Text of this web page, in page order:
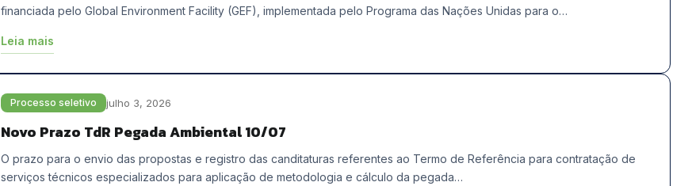
financiada pelo Global Environment Facility (GEF), implementada pelo Programa das Nações Unidas para o…
Leia mais
Processo seletivo julho 3, 2026
Novo Prazo TdR Pegada Ambiental 10/07
O prazo para o envio das propostas e registro das canditaturas referentes ao Termo de Referência para contratação de
serviços técnicos especializados para aplicação de metodologia e cálculo da pegada…